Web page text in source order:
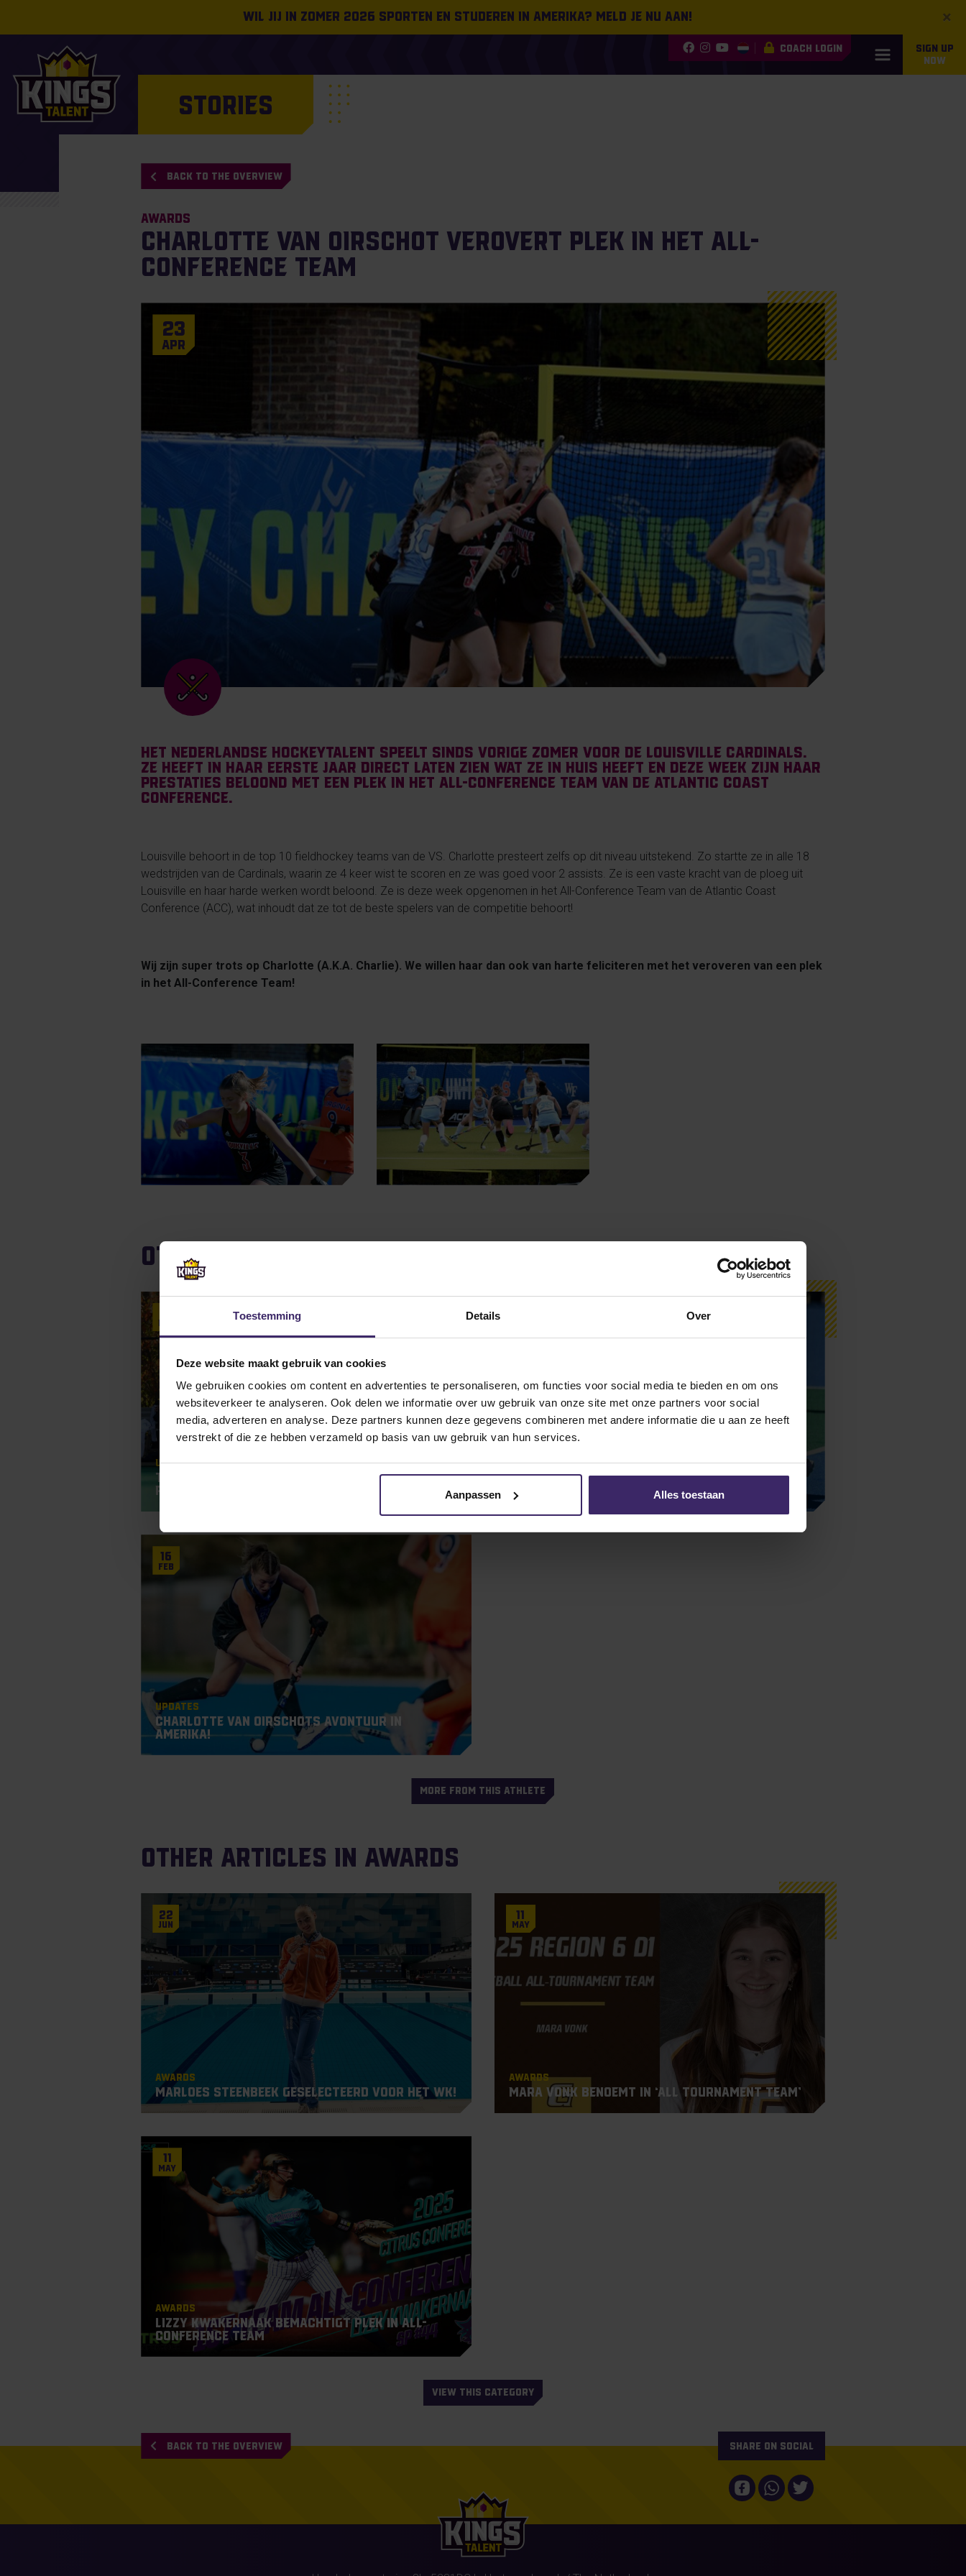
Toestemming Details Over
Deze website maakt gebruik van cookies
We gebruiken cookies om content en advertenties te personaliseren, om functies voor social media te bieden en om ons
websiteverkeer te analyseren. Ook delen we informatie over uw gebruik van onze site met onze partners voor social
media, adverteren en analyse. Deze partners kunnen deze gegevens combineren met andere informatie die u aan ze heeft
verstrekt of die ze hebben verzameld op basis van uw gebruik van hun services.
Aanpassen Alles toestaan
×
Wil jij in zomer 2026 sporten en studeren in Amerika? Meld je nu aan!
COACH LOGIN
SIGN UP
NOW
STORIES
BACK TO THE OVERVIEW
Awards
Charlotte van Oirschot verovert plek in het All-
Conference Team
23
Apr
Het Nederlandse hockeytalent speelt sinds vorige zomer voor de Louisville Cardinals.
Ze heeft in haar eerste jaar direct laten zien wat ze in huis heeft en deze week zijn haar
prestaties beloond met een plek in het All-Conference Team van de Atlantic Coast
Conference.
Louisville behoort in de top 10 fieldhockey teams van de VS. Charlotte presteert zelfs op dit niveau uitstekend. Zo startte ze in alle 18
wedstrijden van de Cardinals, waarin ze 4 keer wist te scoren en ze was goed voor 2 assists. Ze is een vaste kracht van de ploeg uit
Louisville en haar harde werken wordt beloond. Ze is deze week opgenomen in het All-Conference Team van de Atlantic Coast
Conference (ACC), wat inhoudt dat ze tot de beste spelers van de competitie behoort!
Wij zijn super trots op Charlotte (A.K.A. Charlie). We willen haar dan ook van harte feliciteren met het veroveren van een plek
in het All-Conference Team!
Other articles from Charlotte van Oirschot
Nov
Updates
Talenten komen elkaar tegen en shinen in de
Play-offs!
Updates
KingsTalent Team of the Week #9
16
Feb
Updates
Charlotte van Oirschots Avontuur in
Amerika!
MORE FROM THIS ATHLETE
Other articles in Awards
22
Jun
Awards
Marloes Steenbeek geselecteerd voor het WK!
11
May
Awards
Mara Vonk benoemt in ‘All Tournament Team’
11
May
Awards
Lizzy Kwakernaak bemachtigt plek in All-
Conference Team
VIEW THIS CATEGORY
BACK TO THE OVERVIEW Share on social